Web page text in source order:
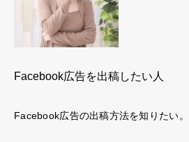
Facebook広告を出稿したい人
Facebook広告の出稿方法を知りたい。